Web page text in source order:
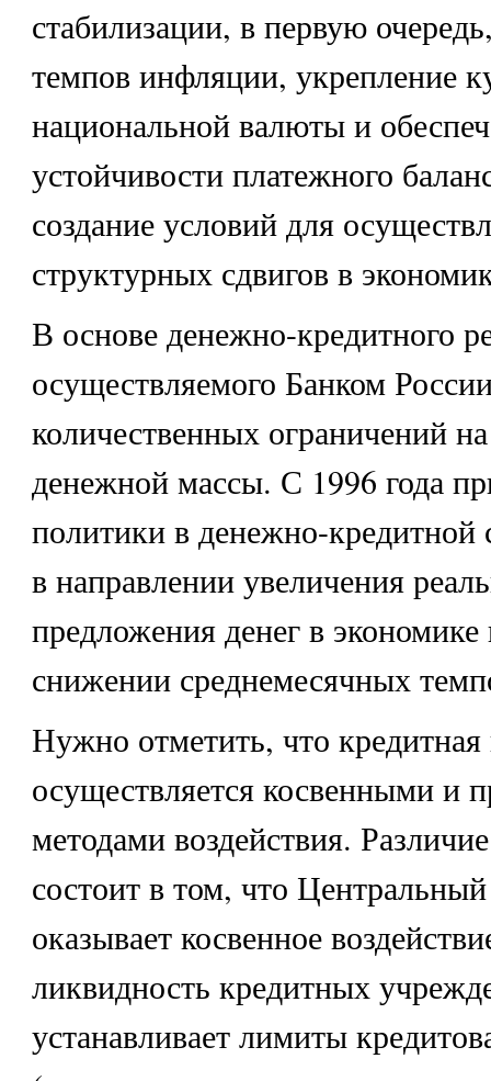
стабилизации, в первую
темпов инфляции, укрепление
национальной валюты и
устойчивости платежного
создание условий для
структурных сдвигов в
В основе денежно-кредитного
осуществляемого Банком
количественных ограничений
денежной массы. С 1996 года
политики в денежно-кредитной
в направлении увеличения
предложения денег в
снижении среднемесячных
Нужно отметить, что кредитная
осуществляется косвенными и
методами воздействия.
состоит в том, что
оказывает косвенное
ликвидность кредитных
устанавливает лимиты